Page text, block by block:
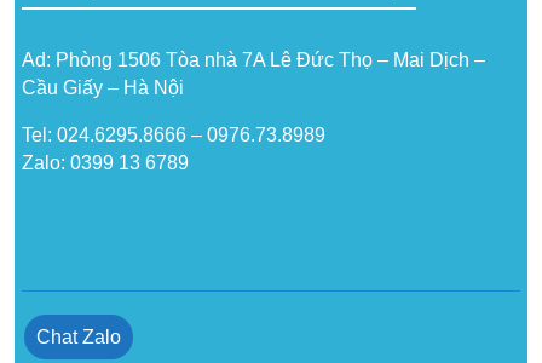
Ad: Phòng 1506 Tòa nhà 7A Lê Đức Thọ – Mai Dịch –
Cầu Giấy – Hà Nội
Tel: 024.6295.8666 – 0976.73.8989
Zalo: 0399 13 6789
Chat Zalo